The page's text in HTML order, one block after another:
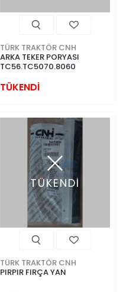
TÜRK TRAKTÖR CNH
ARKA TEKER PORYASI
TC56.TC5070.8060
TÜKENDİ
TÜKENDİ
TÜRK TRAKTÖR CNH
PIRPIR FIRÇA YAN